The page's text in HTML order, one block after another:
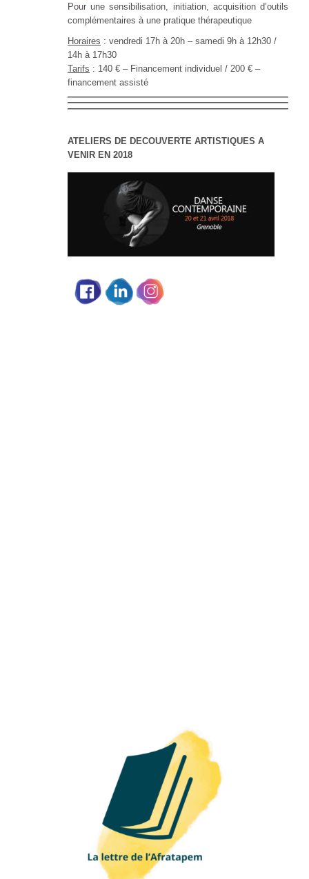
Pour une sensibilisation, initiation, acquisition d’outils
complémentaires à une pratique thérapeutique
Horaires : vendredi 17h à 20h – samedi 9h à 12h30 /
14h à 17h30
Tarifs : 140 € – Financement individuel / 200 € –
financement assisté
ATELIERS DE DECOUVERTE ARTISTIQUES A
VENIR EN 2018